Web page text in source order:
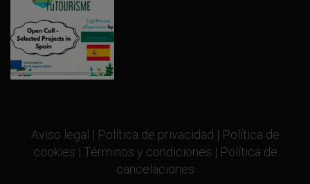
Aviso legal | Política de privacidad | Política de
cookies | Términos y condiciones | Política de
cancelaciones